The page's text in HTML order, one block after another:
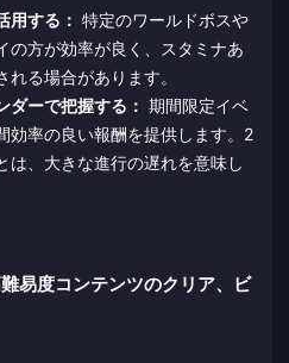
用する： 特定のワールドボスや
の方が効率が良く、スタミナあ
る場合があります。
ダーで把握する： 期間限定イベ
効率の良い報酬を提供します。2
は、大きな進行の遅れを意味し
易度コンテンツのクリア、ビ